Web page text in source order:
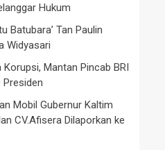
Hukum
Batubara’ Tan Paulin
Widyasari
Mantan Pincab BRI
Presiden
Mobil Gubernur Kaltim
CV.Afisera Dilaporkan ke